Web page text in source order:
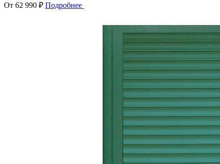
От 62 990 ₽ Подробнее